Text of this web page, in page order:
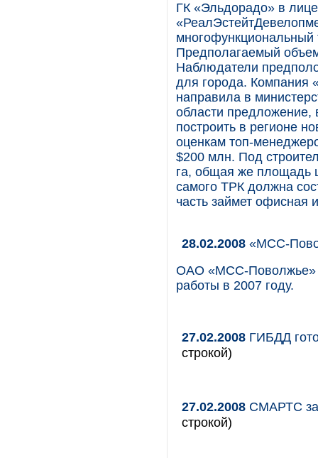
ГК «Эльдорадо» в
многофункциональный
Предполагаемый
Наблюдатели
для города. Компания
направила в
области предложение,
построить в регионе
оценкам топ-
$200 млн. Под
га, общая же площадь
самого ТРК должна
часть займет офисная
28.02.2008 «МСС-
ОАО «МСС-Поволжье»
работы в 2007 году.
27.02.2008 ГИБДД
строкой)
27.02.2008 СМАРТС
строкой)